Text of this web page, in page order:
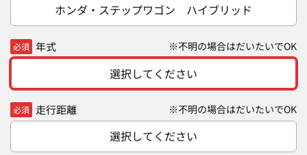
ホンダ・ステップワゴン ハイブリッド
必須 年式 ※不明の場合はだいたいでOK
選択してください
必須 走行距離 ※不明の場合はだいたいでOK
選択してください